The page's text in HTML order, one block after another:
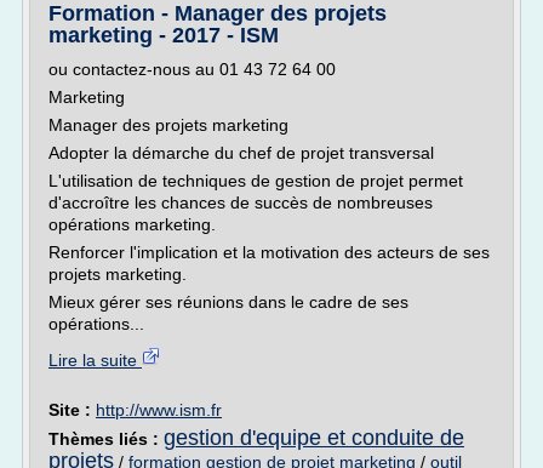
Formation - Manager des projets
marketing - 2017 - ISM
ou contactez-nous au 01 43 72 64 00
Marketing
Manager des projets marketing
Adopter la démarche du chef de projet transversal
L'utilisation de techniques de gestion de projet permet
d'accroître les chances de succès de nombreuses
opérations marketing.
Renforcer l'implication et la motivation des acteurs de ses
projets marketing.
Mieux gérer ses réunions dans le cadre de ses
opérations...
Lire la suite
Site : http://www.ism.fr
Thèmes liés : gestion d'equipe et conduite de
projets / formation gestion de projet marketing / outil